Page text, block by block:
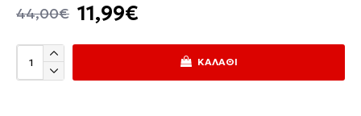
11,99€
44,00€
ΚΑΛΆΘΙ